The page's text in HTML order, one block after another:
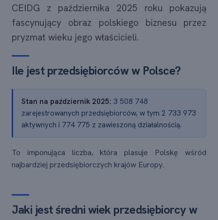
CEIDG z października 2025 roku pokazują
fascynujący obraz polskiego biznesu przez
pryzmat wieku jego właścicieli.
Ile jest przedsiębiorców w Polsce?
Stan na październik 2025: 3 508 748
zarejestrowanych przedsiębiorców, w tym 2 733 973
aktywnych i 774 775 z zawieszoną działalnością.
To imponująca liczba, która plasuje Polskę wśród
najbardziej przedsiębiorczych krajów Europy.
Jaki jest średni wiek przedsiębiorcy w